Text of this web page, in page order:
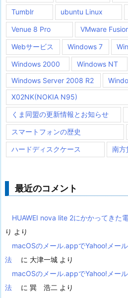
Tumblr
ubuntu Linux
Venue 8 Pro VMware
Webサービス Windows 7
Windows 2000 Windows NT
Windows Server 2008 R2
X02NK(NOKIA N95)
くま同盟の更新情報とお知らせ
スマートフォンの歴史
ハードディスクケース 南方
最近のコメント
HUAWEI nova lite 2にかかってきた
り より
macOSのメール.appでYahoo!メー
法
に 大津一城 より
macOSのメール.appでYahoo!メー
法
に 巽 浩二 より